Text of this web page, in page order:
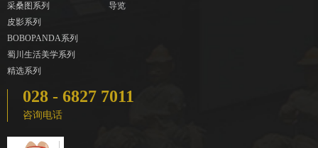
采桑图系列
皮影系列
BOBOPANDA系列
蜀川生活美学系列
精选系列
导览
028 - 6827 7011
咨询电话